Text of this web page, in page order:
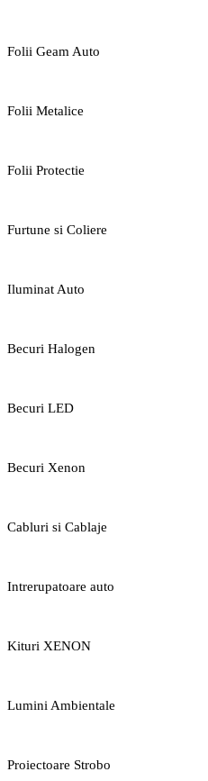
Folii Geam Auto
Folii Metalice
Folii Protectie
Furtune si Coliere
Iluminat Auto
Becuri Halogen
Becuri LED
Becuri Xenon
Cabluri si Cablaje
Intrerupatoare auto
Kituri XENON
Lumini Ambientale
Proiectoare Strobo